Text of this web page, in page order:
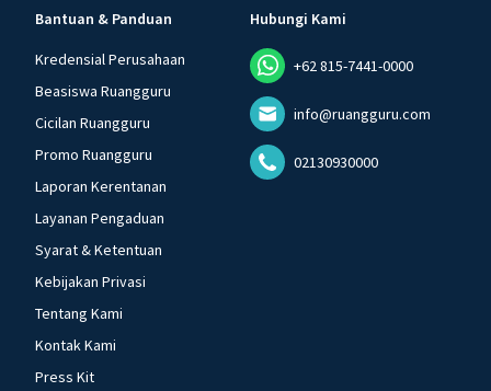
Bantuan & Panduan
Kredensial Perusahaan
Beasiswa Ruangguru
Cicilan Ruangguru
Promo Ruangguru
Laporan Kerentanan
Layanan Pengaduan
Syarat & Ketentuan
Kebijakan Privasi
Tentang Kami
Kontak Kami
Press Kit
Hubungi Kami
+62 815-7441-0000
info@ruangguru.com
02130930000